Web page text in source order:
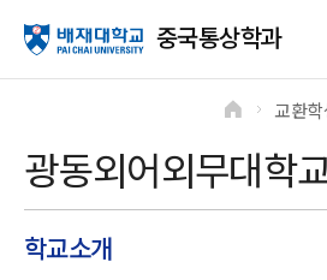
중국통상학과
광동외어외무대학
교환학
학교소개